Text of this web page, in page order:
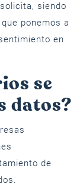
siendo
ponemos a
en
se
datos?
de